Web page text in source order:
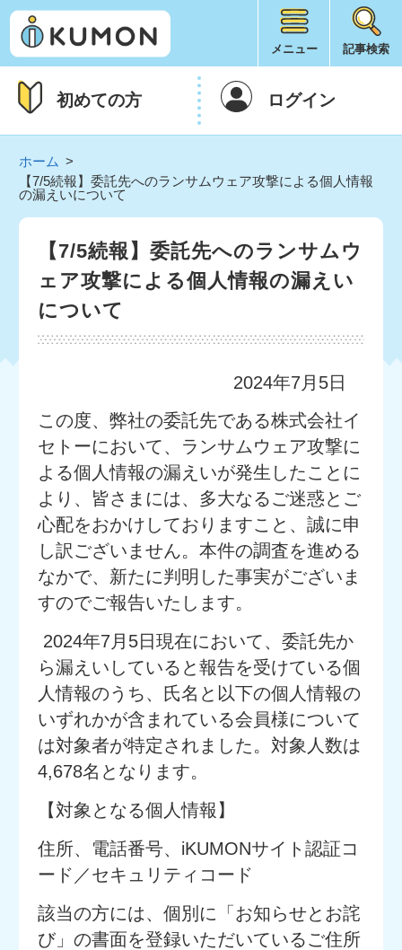
メニュー 記事検索
初めての方 ログイン
ホーム
【7/5続報】委託先へのランサムウェア攻撃による個人情報
の漏えいについて
【7/5続報】委託先へのランサムウ
ェア攻撃による個人情報の漏えい
について
2024年7月5日
この度、弊社の委託先である株式会社イ
セトーにおいて、ランサムウェア攻撃に
よる個人情報の漏えいが発生したことに
より、皆さまには、多大なるご迷惑とご
心配をおかけしておりますこと、誠に申
し訳ございません。本件の調査を進める
なかで、新たに判明した事実がございま
すのでご報告いたします。
2024年7月5日現在において、委託先か
ら漏えいしていると報告を受けている個
人情報のうち、氏名と以下の個人情報の
いずれかが含まれている会員様について
は対象者が特定されました。対象人数は
4,678名となります。
【対象となる個人情報】
住所、電話番号、iKUMONサイト認証コ
ード／セキュリティコード
該当の方には、個別に「お知らせとお詫
び」の書面を登録いただいているご住所